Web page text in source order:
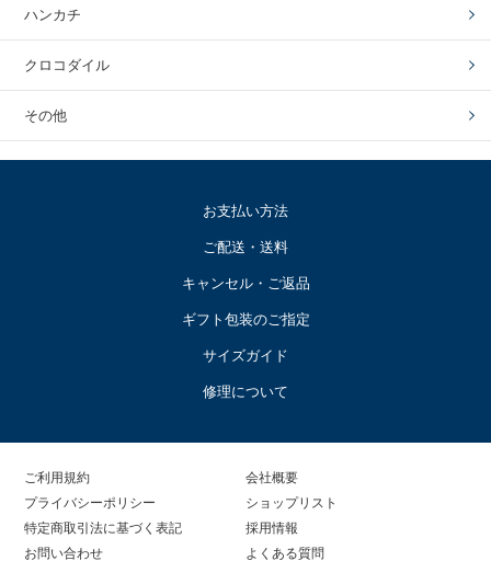
ハンカチ
クロコダイル
その他
お支払い方法
ご配送・送料
キャンセル・ご返品
ギフト包装のご指定
サイズガイド
修理について
ご利用規約
プライバシーポリシー
特定商取引法に基づく表記
お問い合わせ
会社概要
ショップリスト
採用情報
よくある質問